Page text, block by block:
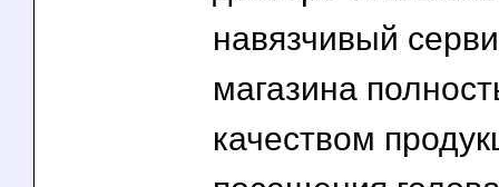
навязчивый
магазина
качеством